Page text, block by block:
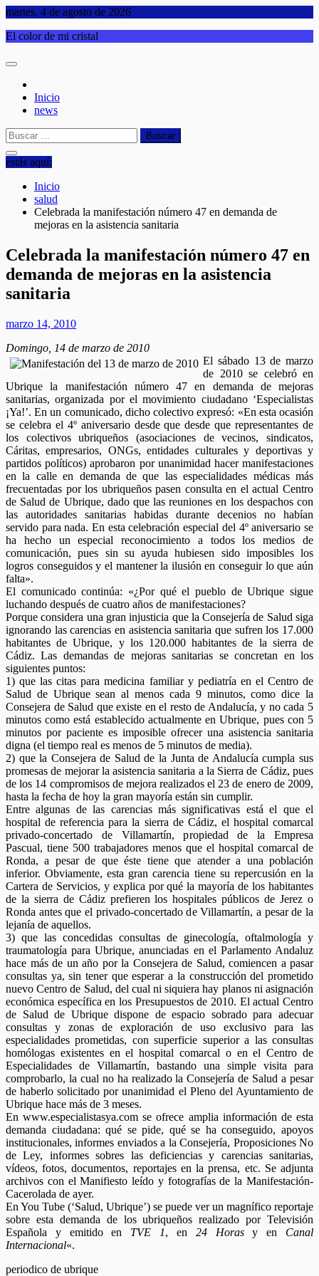
Saltar
contenido
martes, 4 de agosto de 2026
El color de mi cristal
Inicio
news
Buscar:
estás aquí:
Inicio
salud
Celebrada la manifestación número 47 en demanda de
mejoras en la asistencia sanitaria
Celebrada la manifestación número 47 en
demanda de mejoras en la asistencia
sanitaria
marzo 14, 2010
Domingo, 14 de marzo de 2010
El sábado 13 de marzo
de 2010 se celebró en
Ubrique la manifestación número 47 en demanda de mejoras
sanitarias, organizada por el movimiento ciudadano ‘Especialistas
¡Ya!’. En un comunicado, dicho colectivo expresó: «En esta ocasión
se celebra el 4º aniversario desde que desde que representantes de
los colectivos ubriqueños (asociaciones de vecinos, sindicatos,
Cáritas, empresarios, ONGs, entidades culturales y deportivas y
partidos políticos) aprobaron por unanimidad hacer manifestaciones
en la calle en demanda de que las especialidades médicas más
frecuentadas por los ubriqueños pasen consulta en el actual Centro
de Salud de Ubrique, dado que las reuniones en los despachos con
las autoridades sanitarias habidas durante decenios no habían
servido para nada. En esta celebración especial del 4º aniversario se
ha hecho un especial reconocimiento a todos los medios de
comunicación, pues sin su ayuda hubiesen sido imposibles los
logros conseguidos y el mantener la ilusión en conseguir lo que aún
falta».
El comunicado continúa: «¿Por qué el pueblo de Ubrique sigue
luchando después de cuatro años de manifestaciones?
Porque considera una gran injusticia que la Consejería de Salud siga
ignorando las carencias en asistencia sanitaria que sufren los 17.000
habitantes de Ubrique, y los 120.000 habitantes de la sierra de
Cádiz. Las demandas de mejoras sanitarias se concretan en los
siguientes puntos:
1) que las citas para medicina familiar y pediatría en el Centro de
Salud de Ubrique sean al menos cada 9 minutos, como dice la
Consejera de Salud que existe en el resto de Andalucía, y no cada 5
minutos como está establecido actualmente en Ubrique, pues con 5
minutos por paciente es imposible ofrecer una asistencia sanitaria
digna (el tiempo real es menos de 5 minutos de media).
2) que la Consejera de Salud de la Junta de Andalucía cumpla sus
promesas de mejorar la asistencia sanitaria a la Sierra de Cádiz, pues
de los 14 compromisos de mejora realizados el 23 de enero de 2009,
hasta la fecha de hoy la gran mayoría están sin cumplir.
Entre algunas de las carencias más significativas está el que el
hospital de referencia para la sierra de Cádiz, el hospital comarcal
privado-concertado de Villamartín, propiedad de la Empresa
Pascual, tiene 500 trabajadores menos que el hospital comarcal de
Ronda, a pesar de que éste tiene que atender a una población
inferior. Obviamente, esta gran carencia tiene su repercusión en la
Cartera de Servicios, y explica por qué la mayoría de los habitantes
de la sierra de Cádiz prefieren los hospitales públicos de Jerez o
Ronda antes que el privado-concertado de Villamartín, a pesar de la
lejanía de aquellos.
3) que las concedidas consultas de ginecología, oftalmología y
traumatología para Ubrique, anunciadas en el Parlamento Andaluz
hace más de un año por la Consejera de Salud, comiencen a pasar
consultas ya, sin tener que esperar a la construcción del prometido
nuevo Centro de Salud, del cual ni siquiera hay planos ni asignación
económica específica en los Presupuestos de 2010. El actual Centro
de Salud de Ubrique dispone de espacio sobrado para adecuar
consultas y zonas de exploración de uso exclusivo para las
especialidades prometidas, con superficie superior a las consultas
homólogas existentes en el hospital comarcal o en el Centro de
Especialidades de Villamartín, bastando una simple visita para
comprobarlo, la cual no ha realizado la Consejería de Salud a pesar
de haberlo solicitado por unanimidad el Pleno del Ayuntamiento de
Ubrique hace más de 3 meses.
En www.especialistasya.com se ofrece amplia información de esta
demanda ciudadana: qué se pide, qué se ha conseguido, apoyos
institucionales, informes enviados a la Consejería, Proposiciones No
de Ley, informes sobres las deficiencias y carencias sanitarias,
vídeos, fotos, documentos, reportajes en la prensa, etc. Se adjunta
archivos con el Manifiesto leído y fotografías de la Manifestación-
Cacerolada de ayer.
En You Tube (‘Salud, Ubrique’) se puede ver un magnífico reportaje
sobre esta demanda de los ubriqueños realizado por Televisión
Española y emitido en TVE 1, en 24 Horasy en Canal
Internacional«.
periodico de ubrique